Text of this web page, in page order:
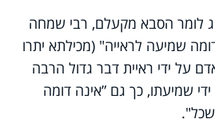
לומר הסבא מקעלם, רבי שמחה
שמיעה לראייה" (מכילתא יתרו
על ידי ראיית דבר גדול הרבה
שמיעתו, כך גם ”אינה דומה